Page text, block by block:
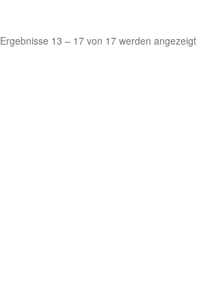
Ergebnisse 13 – 17 von 17 werden angezeigtNach